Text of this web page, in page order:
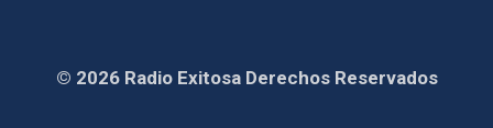
© 2026 Radio Exitosa Derechos Reservados